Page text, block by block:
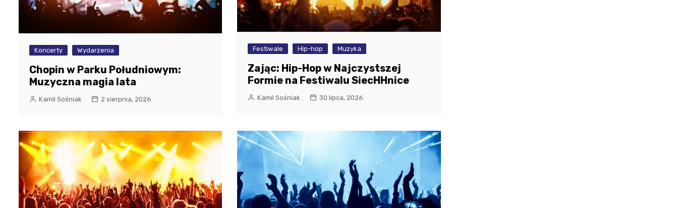
Koncerty Wydarzenia
Chopin w Parku Południowym:
Muzyczna magia lata
Kamil Sośniak 2 sierpnia, 2026
Festiwale Hip-hop Muzyka
Zając: Hip-Hop w Najczystszej
Formie na Festiwalu SiecHHnice
Kamil Sośniak 30 lipca, 2026